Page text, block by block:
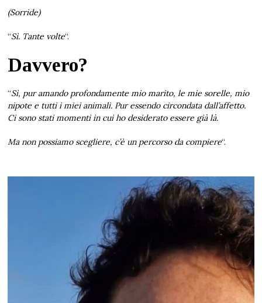
(Sorride)
“Sì. Tante volte“.
Davvero?
“Sì, pur amando profondamente mio marito, le mie sorelle, mio
nipote e tutti i miei animali. Pur essendo circondata dall’affetto.
Ci sono stati momenti in cui ho desiderato essere già là.
Ma non possiamo scegliere, c’è un percorso da compiere“.